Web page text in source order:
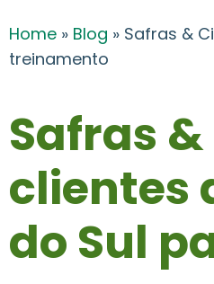
Home » Blog » Safras &
treinamento
Safras
clientes
do Sul